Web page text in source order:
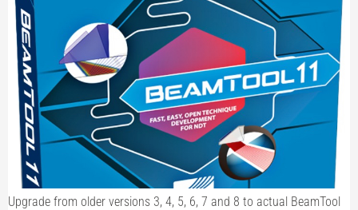
Upgrade from older versions 3, 4, 5, 6, 7 and 8 to actual BeamTool